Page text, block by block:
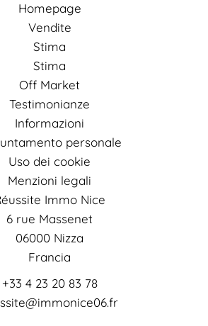
Homepage
Vendite
Stima
Stima
Off Market
Testimonianze
Informazioni
personale
Uso dei cookie
Menzioni legali
Immo Nice
6 rue Massenet
06000 Nizza
Francia
+33 4 23 20 83 78